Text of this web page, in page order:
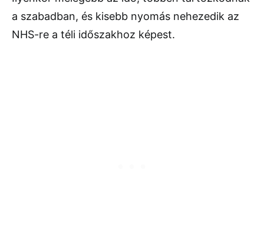
a szabadban, és kisebb nyomás nehezedik az
NHS-re a téli időszakhoz képest.